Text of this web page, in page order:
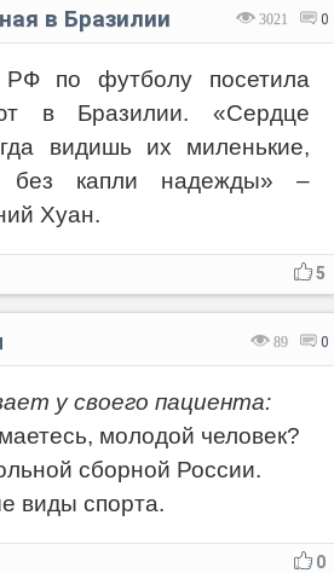
3021 0
в Бразилии
по футболу посетила
в Бразилии. «Сердце
видишь их миленькие,
без капли надежды» –
Хуан.
5
89 0
у своего пациента:
молодой человек?
сборной России.
виды спорта.
0